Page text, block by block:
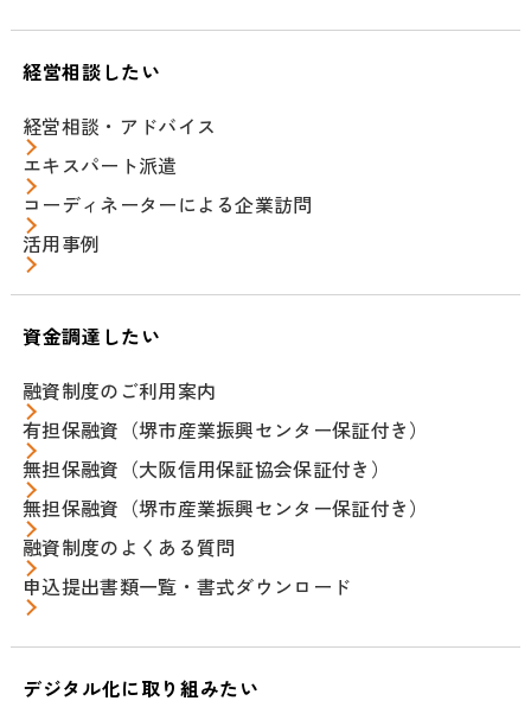
経営相談したい
経営相談・アドバイス
エキスパート派遣
コーディネーターによる企業訪問
活用事例
資金調達したい
融資制度のご利用案内
有担保融資（堺市産業振興センター保証付き）
無担保融資（大阪信用保証協会保証付き）
無担保融資（堺市産業振興センター保証付き）
融資制度のよくある質問
申込提出書類一覧・書式ダウンロード
デジタル化に取り組みたい